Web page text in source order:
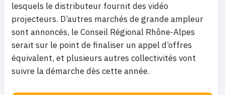
lesquels le distributeur fournit des vidéo
projecteurs. D’autres marchés de grande ampleur
sont annoncés, le Conseil Régional Rhône-Alpes
serait sur le point de finaliser un appel d’offres
équivalent, et plusieurs autres collectivités vont
suivre la démarche dès cette année.